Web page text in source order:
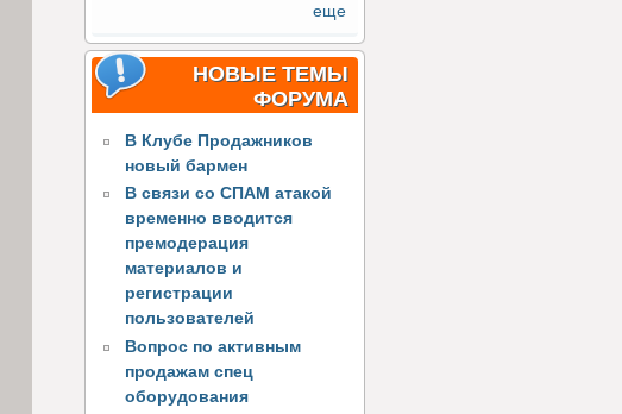
еще
НОВЫЕ ТЕМЫ
ФОРУМА
В Клубе Продажников
новый бармен
В связи со СПАМ атакой
временно вводится
премодерация
материалов и
регистрации
пользователей
Вопрос по активным
продажам спец
оборудования